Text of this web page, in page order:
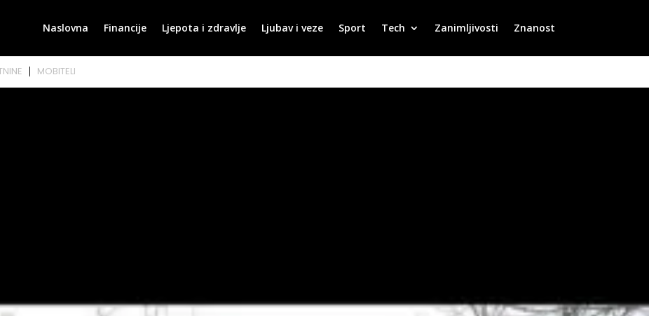
Naslovna Financije Ljepota i zdravlje Ljubav i veze Sport Tech Zanimljivosti Znanost